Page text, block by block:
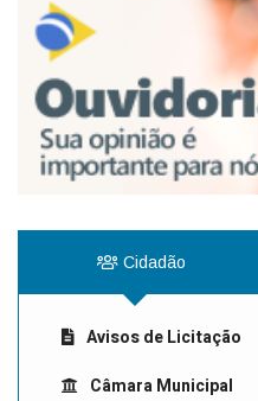
Cidadão
Avisos de Licitação
Câmara Municipal